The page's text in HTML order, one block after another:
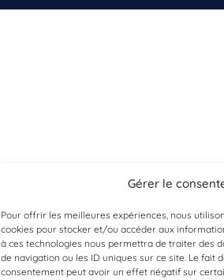
Gérer le
Pour offrir les meilleures expériences, nous
cookies pour stocker et/ou accéder aux
à ces technologies nous permettra de traiter des
de navigation ou les ID uniques sur ce site. Le fait
consentement peut avoir un effet négatif sur